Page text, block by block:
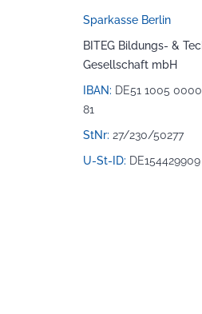
Sparkasse Berlin
BITEG Bildungs- &
Gesellschaft mbH
IBAN: DE51 1005
81
StNr: 27/230/50277
U-St-ID: DE154429909